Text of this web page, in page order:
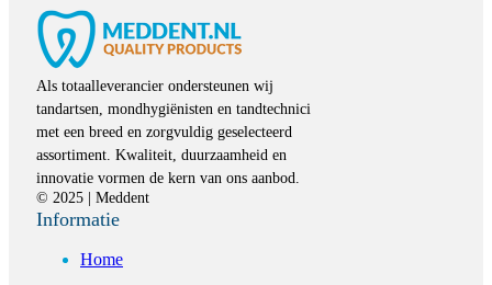
Als totaalleverancier ondersteunen wij
tandartsen, mondhygiënisten en tandtechnici
met een breed en zorgvuldig geselecteerd
assortiment. Kwaliteit, duurzaamheid en
innovatie vormen de kern van ons aanbod.
© 2025 | Meddent
Informatie
Home